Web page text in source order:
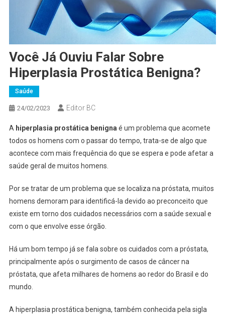
Você Já Ouviu Falar Sobre
Hiperplasia Prostática Benigna?
Saúde
24/02/2023 Editor BC
A hiperplasia prostática benigna é um problema que acomete
todos os homens com o passar do tempo, trata-se de algo que
acontece com mais frequência do que se espera e pode afetar a
saúde geral de muitos homens.
Por se tratar de um problema que se localiza na próstata, muitos
homens demoram para identificá-la devido ao preconceito que
existe em torno dos cuidados necessários com a saúde sexual e
com o que envolve esse órgão.
Há um bom tempo já se fala sobre os cuidados com a próstata,
principalmente após o surgimento de casos de câncer na
próstata, que afeta milhares de homens ao redor do Brasil e do
mundo.
A hiperplasia prostática benigna, também conhecida pela sigla